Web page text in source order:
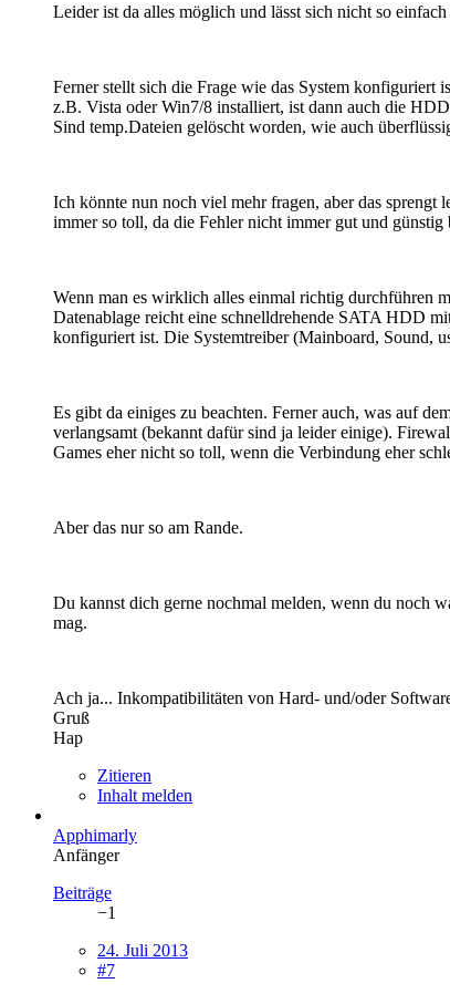
Leider ist da alles möglich und lässt sich nicht so
Ferner stellt sich die Frage wie das System konfiguriert
z.B. Vista oder Win7/8 installiert, ist dann auch die
Sind temp.Dateien gelöscht worden, wie auch
Ich könnte nun noch viel mehr fragen, aber das sprengt
immer so toll, da die Fehler nicht immer gut und
Wenn man es wirklich alles einmal richtig durchführen
Datenablage reicht eine schnelldrehende SATA HDD
konfiguriert ist. Die Systemtreiber (Mainboard, Sound,
Es gibt da einiges zu beachten. Ferner auch, was auf
verlangsamt (bekannt dafür sind ja leider einige).
Games eher nicht so toll, wenn die Verbindung eher
Aber das nur so am Rande.
Du kannst dich gerne nochmal melden, wenn du noch
mag.
Ach ja... Inkompatibilitäten von Hard- und/oder
Gruß
Hap
Zitieren
Inhalt melden
Apphimarly
Anfänger
Beiträge
−1
24. Juli 2013
#7